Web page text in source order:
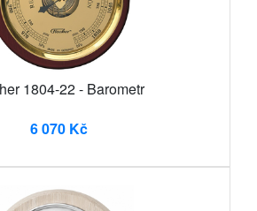
1804-22 - Barometr
6 070 Kč